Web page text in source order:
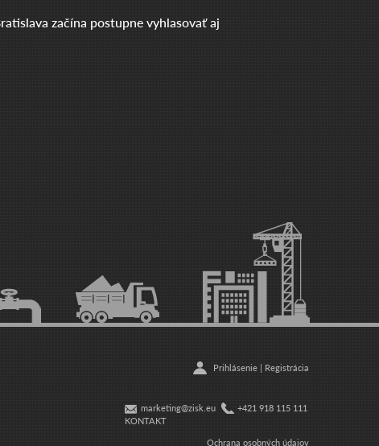
začína postupne vyhlasovať aj
Prihlásenie | Registrácia
marketing@zisk.eu
+421 918 115 111
KONTAKT
Ochrana osobných údajov